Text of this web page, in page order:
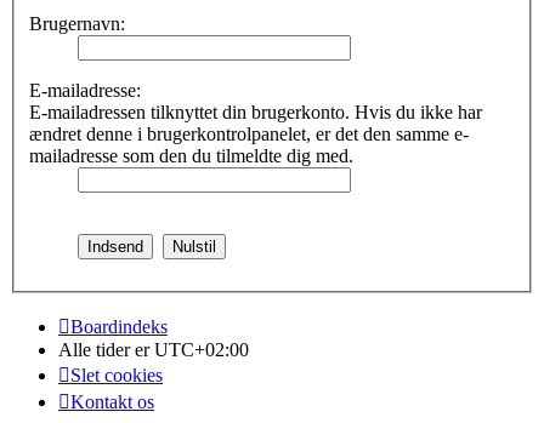
Brugernavn:
E-mailadresse:
E-mailadressen tilknyttet din brugerkonto. Hvis du ikke har
ændret denne i brugerkontrolpanelet, er det den samme e-
mailadresse som den du tilmeldte dig med.
Boardindeks
Alle tider erUTC+02:00
Slet cookies
Kontakt os